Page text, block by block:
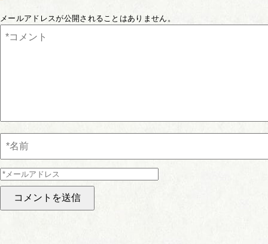
メールアドレスが公開されることはありません。